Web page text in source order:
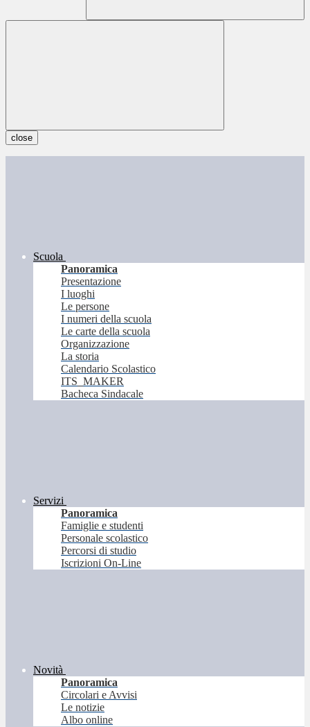
close
Scuola
Panoramica
Presentazione
I luoghi
Le persone
I numeri della scuola
Le carte della scuola
Organizzazione
La storia
Calendario Scolastico
ITS_MAKER
Bacheca Sindacale
Servizi
Panoramica
Famiglie e studenti
Personale scolastico
Percorsi di studio
Iscrizioni On-Line
Novità
Panoramica
Circolari e Avvisi
Le notizie
Albo online